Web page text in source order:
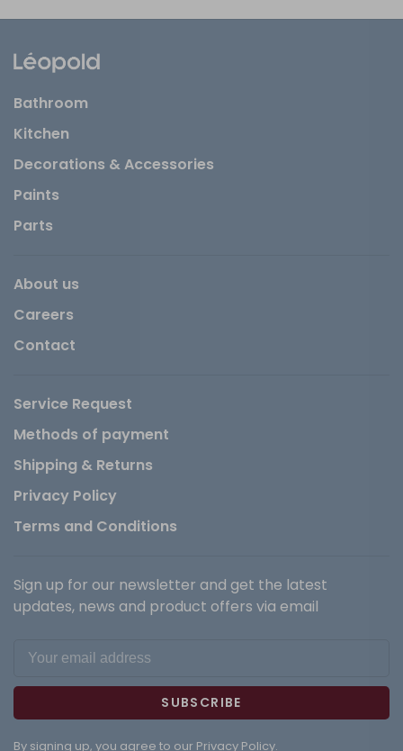
Bathroom
Kitchen
Decorations & Accessories
Paints
Parts
About us
Careers
Contact
Service Request
Methods of payment
Shipping & Returns
Privacy Policy
Terms and Conditions
Sign up for our newsletter and get the latest
updates, news and product offers via email
SUBSCRIBE
By signing up, you agree to our Privacy Policy.